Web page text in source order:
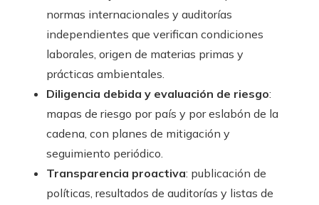
normas internacionales y auditorías
independientes que verifican condiciones
laborales, origen de materias primas y
prácticas ambientales.
Diligencia debida y evaluación de riesgo:
mapas de riesgo por país y por eslabón de la
cadena, con planes de mitigación y
seguimiento periódico.
Transparencia proactiva: publicación de
políticas, resultados de auditorías y listas de